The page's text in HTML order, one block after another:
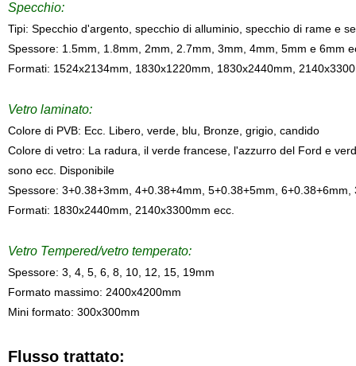
Specchio:
Tipi: Specchio d'argento, specchio di alluminio, specchio di rame e
Spessore: 1.5mm, 1.8mm, 2mm, 2.7mm, 3mm, 4mm, 5mm e 6mm
Formati: 1524x2134mm, 1830x1220mm, 1830x2440mm,
Vetro laminato:
Colore di PVB: Ecc. Libero, verde, blu, Bronze, grigio, candido
Colore di vetro: La radura, il verde francese, l'azzurro del Ford e
sono ecc. Disponibile
Spessore: 3+0.38+3mm, 4+0.38+4mm, 5+0.38+5mm,
Formati: 1830x2440mm, 2140x3300mm ecc.
Vetro Tempered/vetro temperato:
Spessore: 3, 4, 5, 6, 8, 10, 12, 15, 19mm
Formato massimo: 2400x4200mm
Mini formato: 300x300mm
Flusso trattato: